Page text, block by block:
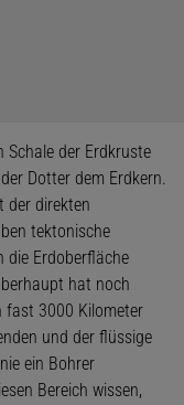
Schale der Erdkruste
Dotter dem Erdkern.
der direkten
tektonische
die Erdoberfläche
hat noch
fast 3000 Kilometer
und der flüssige
ein Bohrer
Bereich wissen,